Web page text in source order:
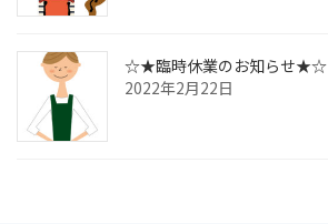
☆★臨時休業のお知らせ★☆
2022年2月22日